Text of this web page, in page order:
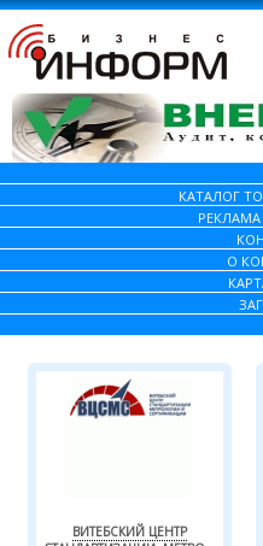
КАТАЛОГ
О
ВИТЕБСКИЙ ЦЕНТР